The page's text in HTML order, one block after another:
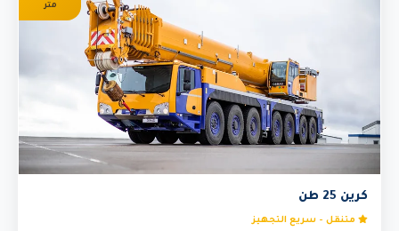
متر
كرين 25 طن
متنقل - سريع التجهيز